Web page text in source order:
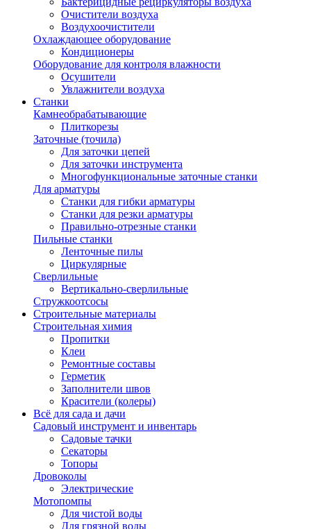
Очистители воздуха
Воздухоочистители
Охлаждающее оборудование
Кондиционеры
Оборудование для контроля влажности
Осушители
Увлажнители воздуха
Станки
Камнеобрабатывающие
Плиткорезы
Заточные (точила)
Для заточки цепей
Для заточки инструмента
Многофункциональные заточные станки
Для арматуры
Станки для гибки арматуры
Станки для резки арматуры
Правильно-отрезные станки
Пильные станки
Ленточные пилы
Циркулярные
Сверлильные
Вертикально-сверлильные
Стружкоотсосы
Строительные материалы
Строительная химия
Пропитки
Клеи
Ремонтные составы
Герметик
Заполнители швов
Красители (колеры)
Всё для сада и дачи
Садовый инструмент и инвентарь
Садовые тачки
Секаторы
Топоры
Дровоколы
Электрические
Мотопомпы
Для чистой воды
Для грязной воды